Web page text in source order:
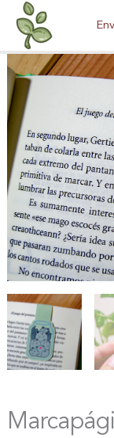
contenido
-
Ranitas
en
bote
de
cristal
cantidad